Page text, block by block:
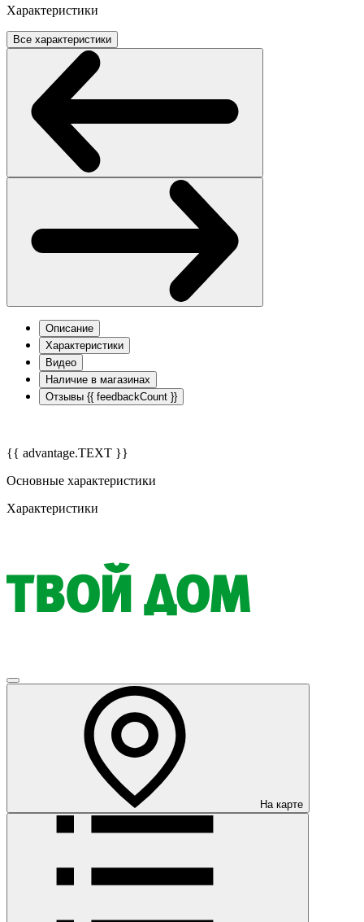
Характеристики
Все характеристики
Описание
Характеристики
Видео
Наличие в магазинах
Отзывы {{ feedbackCount }}
{{ advantage.TEXT }}
Основные характеристики
Характеристики
На карте